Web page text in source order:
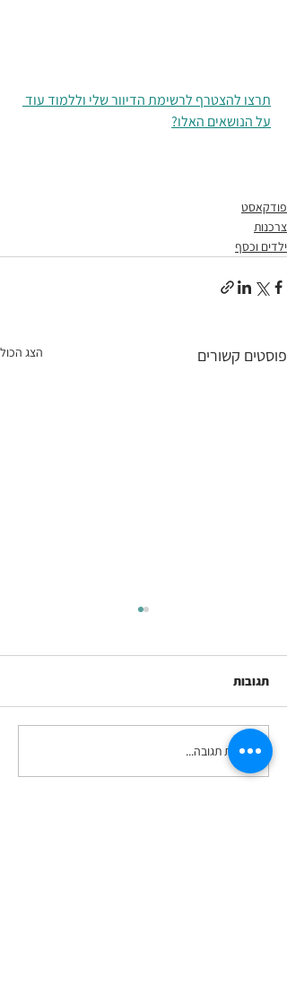
תרצו להצטרף לרשימת הדיוור שלי וללמוד עוד
על הנושאים האלו?
פודקאסט
צרכנות
ילדים וכסף
פוסטים קשורים הצג הכול
איך נערכים כלכלית לקניות
לשנת הלימודים החדשה -
תגובות
כתיבת תגובה...